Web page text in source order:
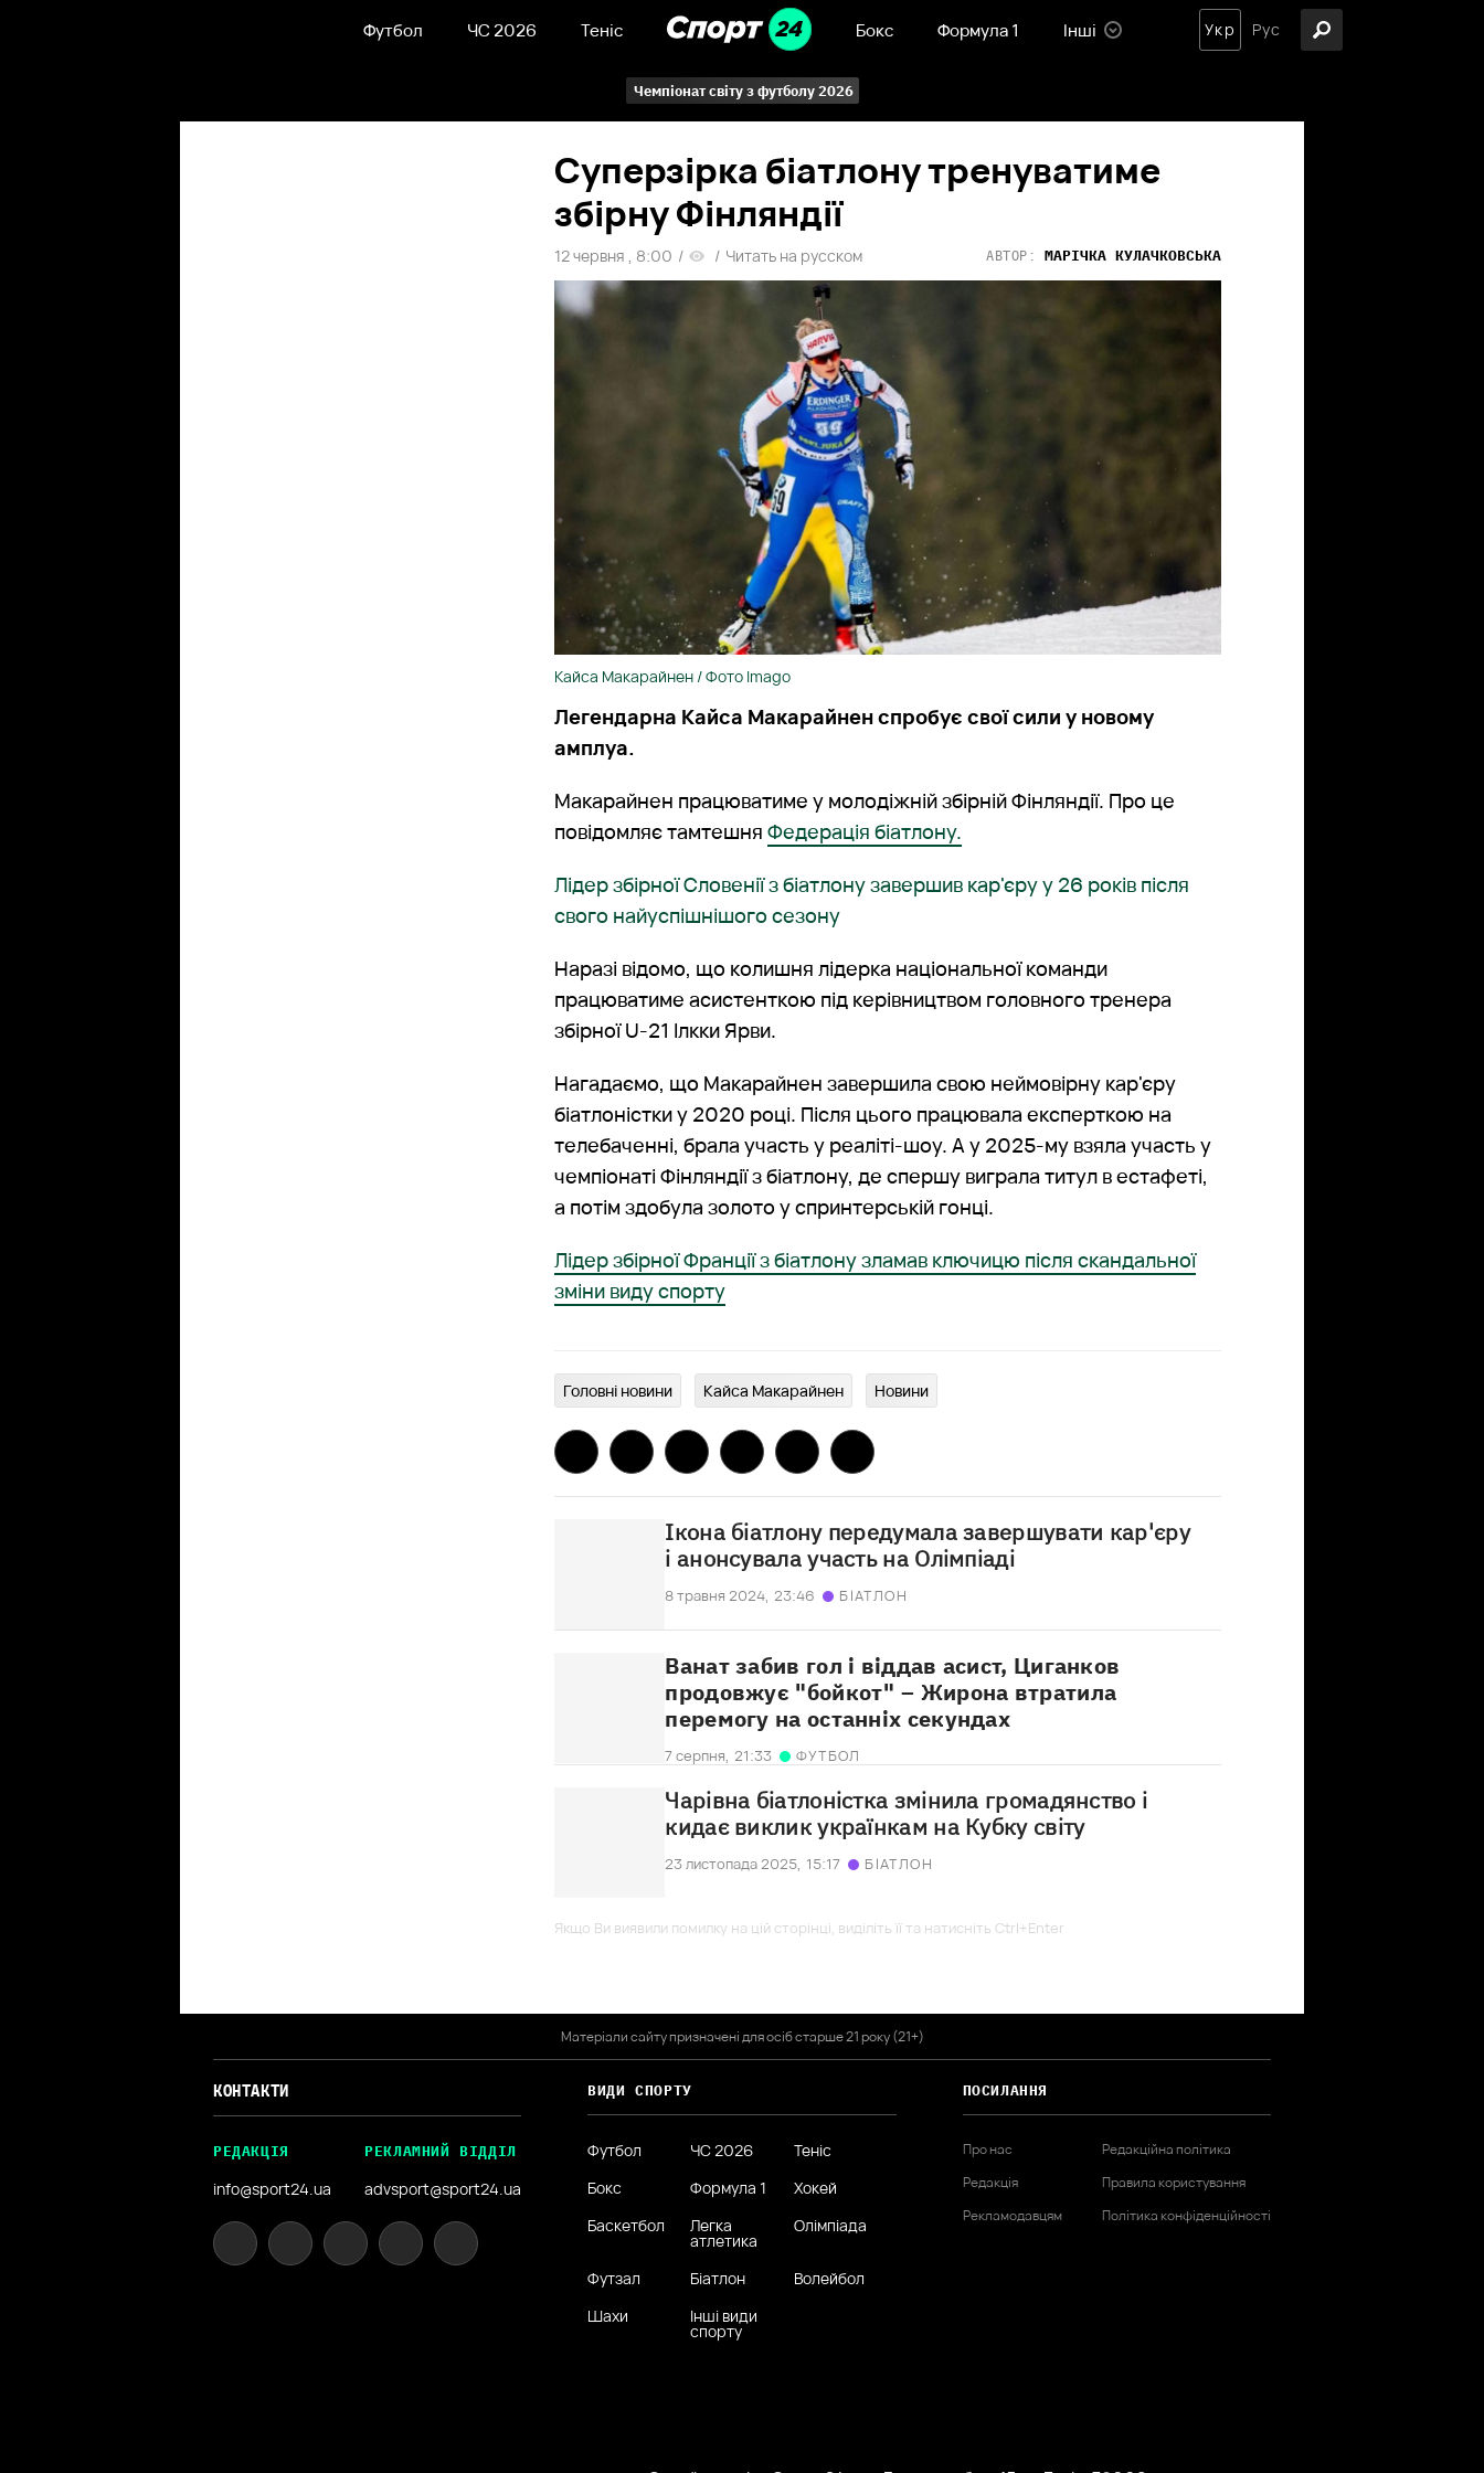
Футбол ЧС 2026 Теніс Бокс Формула 1 Інші Укр Рус
Чемпіонат світу з футболу 2026
Суперзірка біатлону тренуватиме
збірну Фінляндії
12 червня , 8:00 / / Читать на русском АВТОР: МАРІЧКА КУЛАЧКОВСЬКА
Кайса Макарайнен / Фото Imago
Легендарна Кайса Макарайнен спробує свої сили у новому
амплуа.
Макарайнен працюватиме у молодіжній збірній Фінляндії. Про це
повідомляє тамтешняФедерація біатлону.
Лідер збірної Словенії з біатлону завершив кар'єру у 26 років після
свого найуспішнішого сезону
Наразі відомо, що колишня лідерка національної команди
працюватиме асистенткою під керівництвом головного тренера
збірної U-21 Ілкки Ярви.
Нагадаємо, що Макарайнен завершила свою неймовірну кар'єру
біатлоністки у 2020 році. Після цього працювала експерткою на
телебаченні, брала участь у реаліті-шоу. А у 2025-му взяла участь у
чемпіонаті Фінляндії з біатлону, де спершу виграла титул в естафеті,
а потім здобула золото у спринтерській гонці.
Лідер збірної Франції з біатлону зламав ключицю після скандальної
зміни виду спорту
Головні новини Кайса Макарайнен Новини
Ікона біатлону передумала завершувати кар'єру
і анонсувала участь на Олімпіаді
8 травня 2024, 23:46 БІАТЛОН
Ванат забив гол і віддав асист, Циганков
продовжує "бойкот" – Жирона втратила
перемогу на останніх секундах
7 серпня, 21:33 ФУТБОЛ
Чарівна біатлоністка змінила громадянство і
кидає виклик українкам на Кубку світу
23 листопада 2025, 15:17 БІАТЛОН
Якщо Ви виявили помилку на цій сторінці, виділіть її та натисніть Ctrl+Enter
Матеріали сайту призначені для осіб старше 21 року (21+)
КОНТАКТИ
РЕДАКЦІЯ
info@sport24.ua
РЕКЛАМНИЙ ВІДДІЛ
advsport@sport24.ua
ВИДИ СПОРТУ
Футбол ЧС 2026
Теніс
Бокс
Формула 1
Хокей
Баскетбол
Легка
атлетика
Олімпіада
Футзал Біатлон
Волейбол
Шахи
Інші види
спорту
ПОСИЛАННЯ
Про нас
Редакція
Рекламодавцям
Редакційна політика
Правила користування
Політика конфіденційності